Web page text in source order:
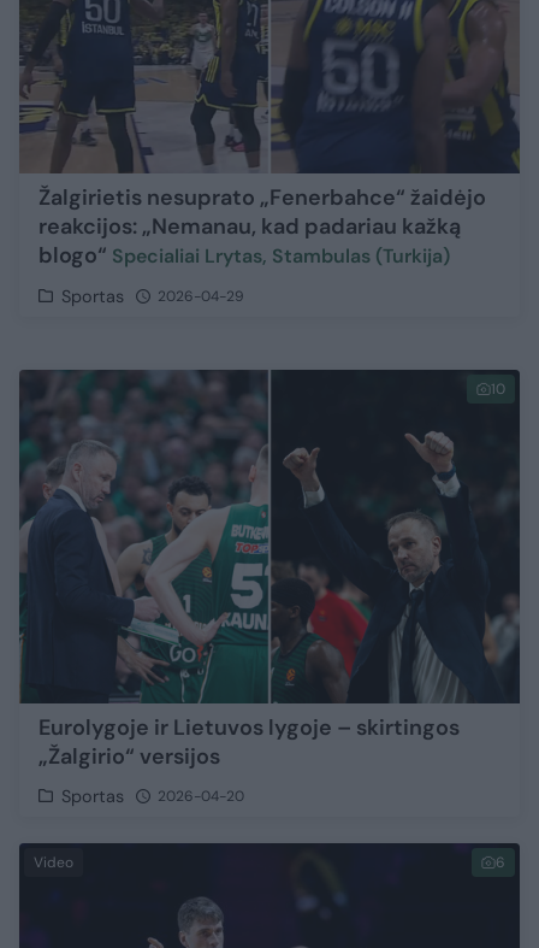
Žalgirietis nesuprato „Fenerbahce“ žaidėjo
reakcijos: „Nemanau, kad padariau kažką
blogo“ Specialiai Lrytas, Stambulas (Turkija)
Sportas 2026-04-29
10
Eurolygoje ir Lietuvos lygoje – skirtingos
„Žalgirio“ versijos
Sportas 2026-04-20
Video 6